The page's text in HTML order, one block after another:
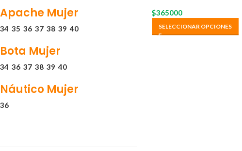
Apache Mujer
34 35 36 37 38 39 40
Bota Mujer
34 36 37 38 39 40
Náutico Mujer
36
$365000
SELECCIONAR OPCIONES